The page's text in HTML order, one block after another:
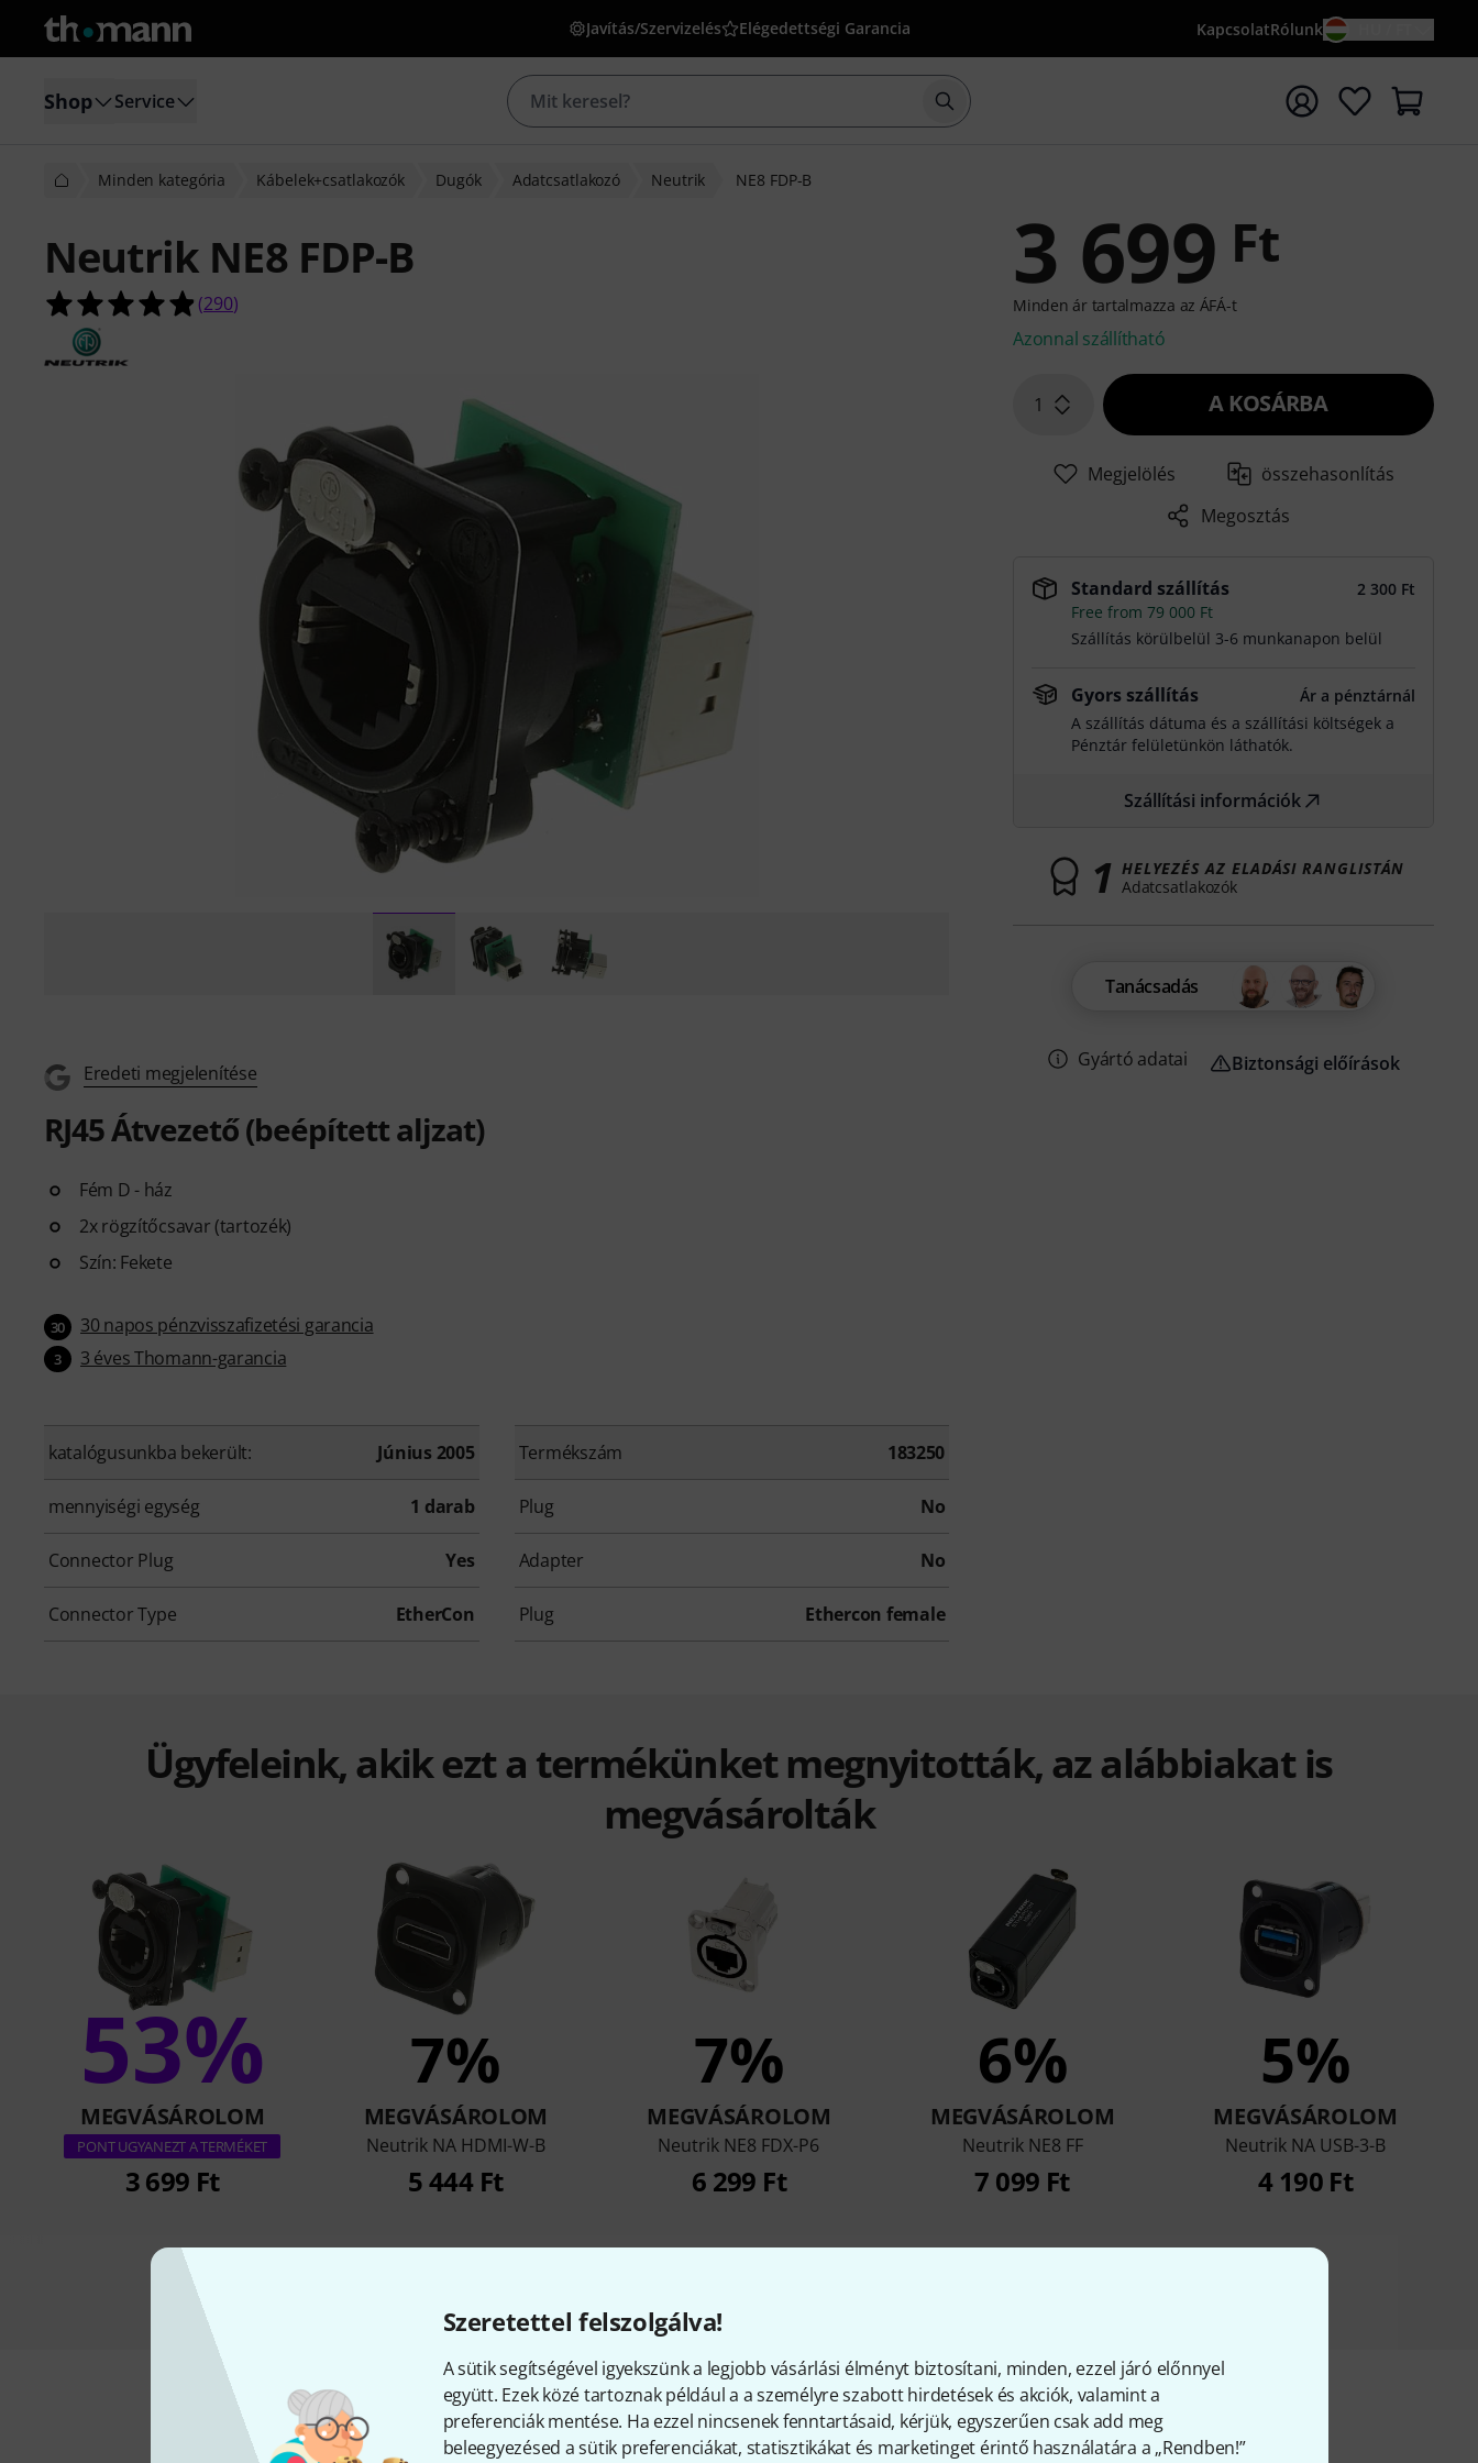
Szeretettel felszolgálva!
A sütik segítségével igyekszünk a legjobb vásárlási élményt biztosítani, minden, ezzel járó előnnyel
együtt. Ezek közé tartoznak például a a személyre szabott hirdetések és akciók, valamint a
preferenciák mentése. Ha ezzel nincsenek fenntartásaid, kérjük, egyszerűen csak add meg
beleegyezésed a sütik preferenciákat, statisztikákat és marketinget érintő használatára a „Rendben!”
Javítás/Szervizelés Elégedettségi Garancia KapcsolatRólunk
Shop Service Keresés indítása {searchTerm} keresőszóval
Minden kategória Kábelek+csatlakozók Dugók Adatcsatlakozó Neutrik NE8 FDP-B
Neutrik NE8 FDP-B
4.9/5 csillag, összesen 290 értékelés alapján
(290)
Eredeti megjelenítése
RJ45 Átvezető (beépített aljzat)
Fém D - ház
2x rögzítőcsavar (tartozék)
Szín: Fekete
30 30 napos pénzvisszafizetési garancia
3 3 éves Thomann-garancia
katalógusunkba bekerült: Június 2005 Termékszám 183250
mennyiségi egység 1 darab Plug No
Connector Plug Yes Adapter No
Connector Type EtherCon Plug Ethercon female
3 699 Ft
Minden ár tartalmazza az ÁFÁ-t
Azonnal szállítható
1 A KOSÁRBA
Megjelölés
összehasonlítás
Megosztás
Standard szállítás
2 300 Ft
Free from 79 000 Ft
Szállítás körülbelül 3-6 munkanapon belül
Gyors szállítás
Ár a pénztárnál
A szállítás dátuma és a szállítási költségek a
Pénztár felületünkön láthatók.
Szállítási információk
1 HELYEZÉS AZ ELADÁSI RANGLISTÁN
Adatcsatlakozók
Tanácsadás
Gyártó adatai Biztonsági előírások
Ügyfeleink, akik ezt a termékünket megnyitották, az alábbiakat is
megvásárolták
53%
MEGVÁSÁROLOM
PONT UGYANEZT A TERMÉKET
3 699 Ft
7%
MEGVÁSÁROLOM
Neutrik NA HDMI-W-B
5 444 Ft
7%
MEGVÁSÁROLOM
Neutrik NE8 FDX-P6
6 299 Ft
6%
MEGVÁSÁROLOM
Neutrik NE8 FF
7 099 Ft
5%
MEGVÁSÁROLOM
Neutrik NA USB-3-B
4 190 Ft